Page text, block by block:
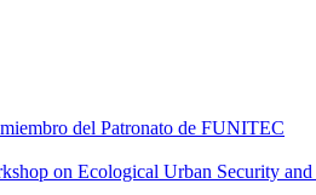
del Patronato de FUNITEC
on Ecological Urban Security